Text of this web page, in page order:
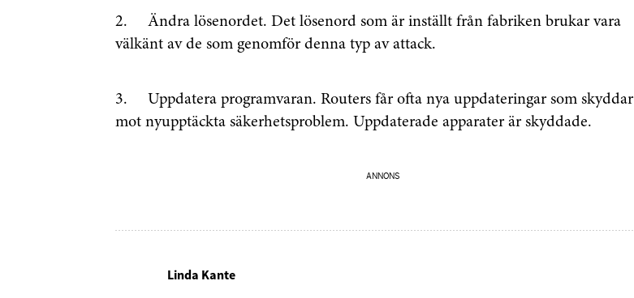
2. Ändra lösenordet. Det lösenord som är inställt från fabriken brukar vara
välkänt av de som genomför denna typ av attack.
3. Uppdatera programvaran. Routers får ofta nya uppdateringar som skyddar
mot nyupptäckta säkerhetsproblem. Uppdaterade apparater är skyddade.
ANNONS
Linda Kante
Få den senaste
säkerhetsinformationen